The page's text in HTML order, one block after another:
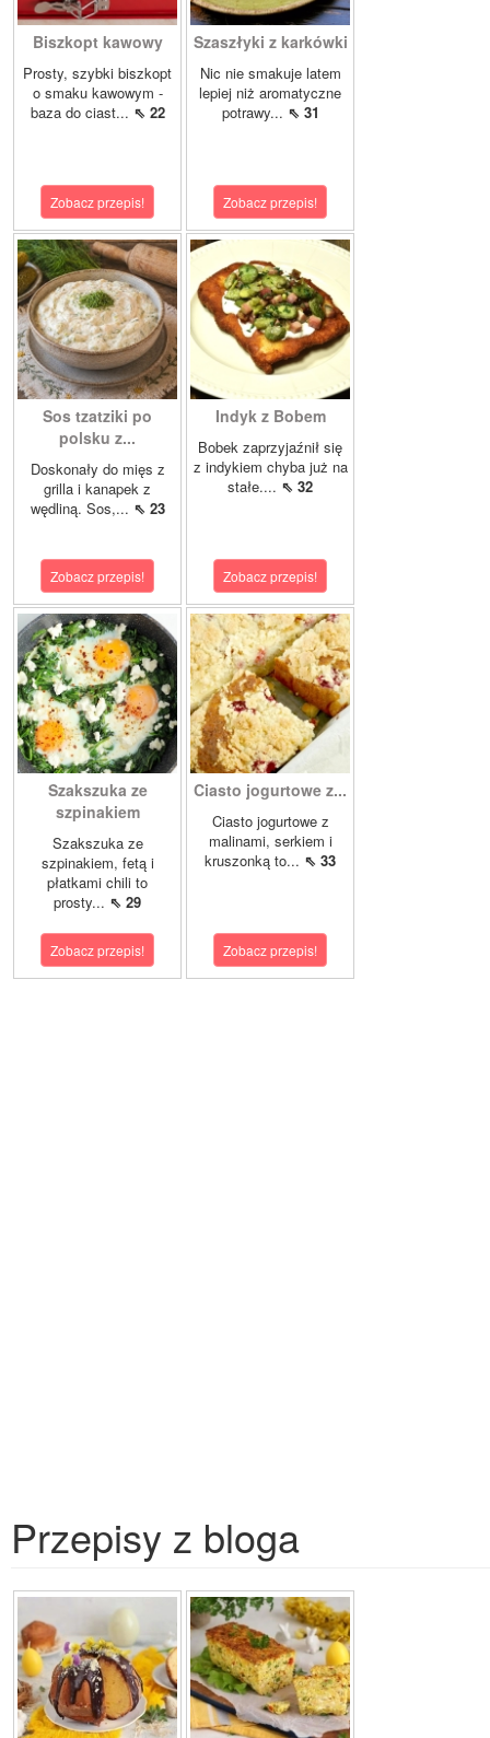
Biszkopt kawowy
Prosty, szybki biszkopt
o smaku kawowym -
baza do ciast... ⇖ 22
Zobacz przepis!
Szaszłyki z karkówki
Nic nie smakuje latem
lepiej niż aromatyczne
potrawy... ⇖ 31
Zobacz przepis!
Sos tzatziki po
polsku z...
Doskonały do mięs z
grilla i kanapek z
wędliną. Sos,... ⇖ 23
Zobacz przepis!
Indyk z Bobem
Bobek zaprzyjaźnił się
z indykiem chyba już na
stałe.... ⇖ 32
Zobacz przepis!
Szakszuka ze
szpinakiem
Szakszuka ze
szpinakiem, fetą i
płatkami chili to
prosty... ⇖ 29
Zobacz przepis!
Ciasto jogurtowe z...
Ciasto jogurtowe z
malinami, serkiem i
kruszonką to... ⇖ 33
Zobacz przepis!
Przepisy z bloga